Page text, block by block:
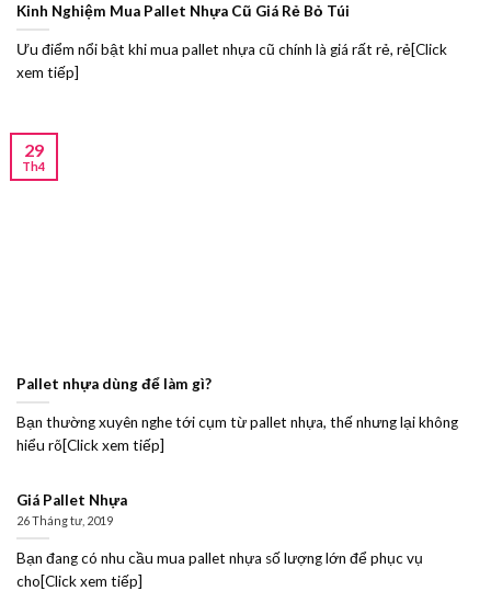
Kinh Nghiệm Mua Pallet Nhựa Cũ Giá Rẻ Bỏ Túi
Ưu điểm nổi bật khi mua pallet nhựa cũ chính là giá rất rẻ, rẻ[Click
xem tiếp]
Pallet nhựa dùng để làm gì?
Bạn thường xuyên nghe tới cụm từ pallet nhựa, thế nhưng lại không
hiểu rõ[Click xem tiếp]
29
Th4
Giá Pallet Nhựa
26 Tháng tư, 2019
Bạn đang có nhu cầu mua pallet nhựa số lượng lớn để phục vụ
cho[Click xem tiếp]